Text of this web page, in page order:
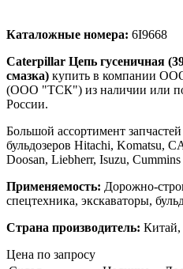
Каталожные номера: 6I9668
Caterpillar Цепь гусеничная
смазка) купить в компании
(ООО "ТСК") из наличии или
России.
Большой ассортимент
бульдозеров Hitachi, Komatsu,
Doosan, Liebherr, Isuzu,
Применяемость: Дорожно-
спецтехника, экскаваторы,
Страна производитель:
Цена по запросу